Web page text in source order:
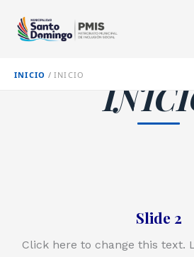
INICIO INICIO
Slide 2
Click here to change this text.